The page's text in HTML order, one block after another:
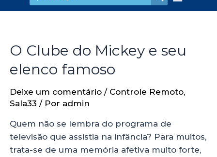
O Clube do Mickey e seu
elenco famoso
Deixe um comentário / Controle Remoto,
Sala33 / Por admin
Quem não se lembra do programa de
televisão que assistia na infância? Para muitos,
trata-se de uma memória afetiva muito forte,